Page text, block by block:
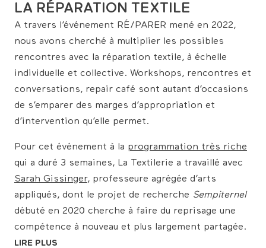
LA RÉPARATION TEXTILE
A travers l’événement RÉ/PARER mené en 2022,
nous avons cherché à multiplier les possibles
rencontres avec la réparation textile, à échelle
individuelle et collective. Workshops, rencontres et
conversations, repair café sont autant d’occasions
de s’emparer des marges d’appropriation et
d’intervention qu’elle permet.
Pour cet événement à la programmation très riche
qui a duré 3 semaines, La Textilerie a travaillé avec
Sarah Gissinger, professeure agrégée d’arts
appliqués, dont le projet de recherche Sempiternel
débuté en 2020 cherche à faire du reprisage une
compétence à nouveau et plus largement partagée.
LIRE PLUS